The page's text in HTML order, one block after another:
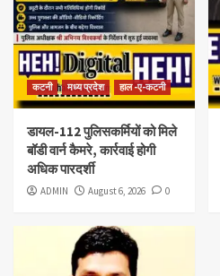
कटनी मध्य प्रदेश हाल -ए-कटनी
डायल-112 पुलिसकर्मियों को मिले
बॉडी वार्न कैमरे, कार्रवाई होगी
अधिक पारदर्शी
ADMIN August 6, 2026 0